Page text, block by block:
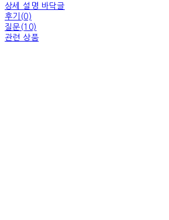
상세 설명 바닥글
후기(0)
질문(10)
관련 상품